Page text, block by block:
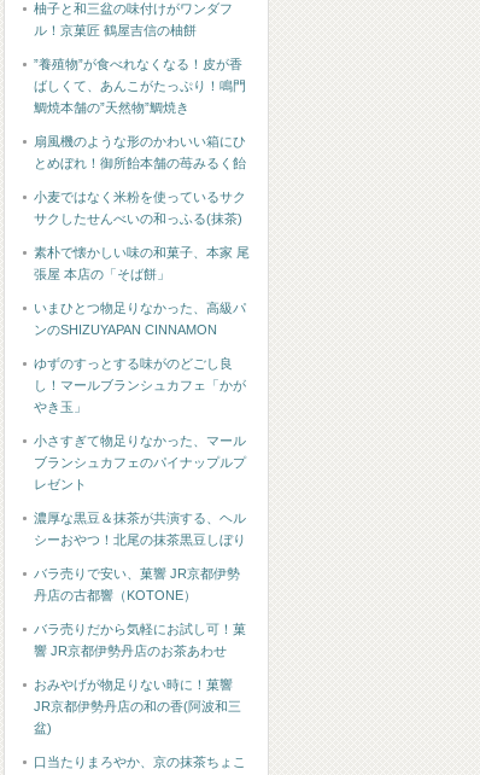
柚子と和三盆の味付けがワンダフ
ル！京菓匠 鶴屋吉信の柚餅
”養殖物”が食べれなくなる！皮が香
ばしくて、あんこがたっぷり！鳴門
鯛焼本舗の”天然物”鯛焼き
扇風機のような形のかわいい箱にひ
とめぼれ！御所飴本舗の苺みるく飴
小麦ではなく米粉を使っているサク
サクしたせんべいの和っふる(抹茶)
素朴で懐かしい味の和菓子、本家 尾
張屋 本店の「そば餅」
いまひとつ物足りなかった、高級パ
ンのSHIZUYAPAN CINNAMON
ゆずのすっとする味がのどごし良
し！マールブランシュカフェ「かが
やき玉」
小さすぎて物足りなかった、マール
ブランシュカフェのパイナップルプ
レゼント
濃厚な黒豆＆抹茶が共演する、ヘル
シーおやつ！北尾の抹茶黒豆しぼり
バラ売りで安い、菓響 JR京都伊勢
丹店の古都響（KOTONE）
バラ売りだから気軽にお試し可！菓
響 JR京都伊勢丹店のお茶あわせ
おみやげが物足りない時に！菓響
JR京都伊勢丹店の和の香(阿波和三
盆)
口当たりまろやか、京の抹茶ちょこ